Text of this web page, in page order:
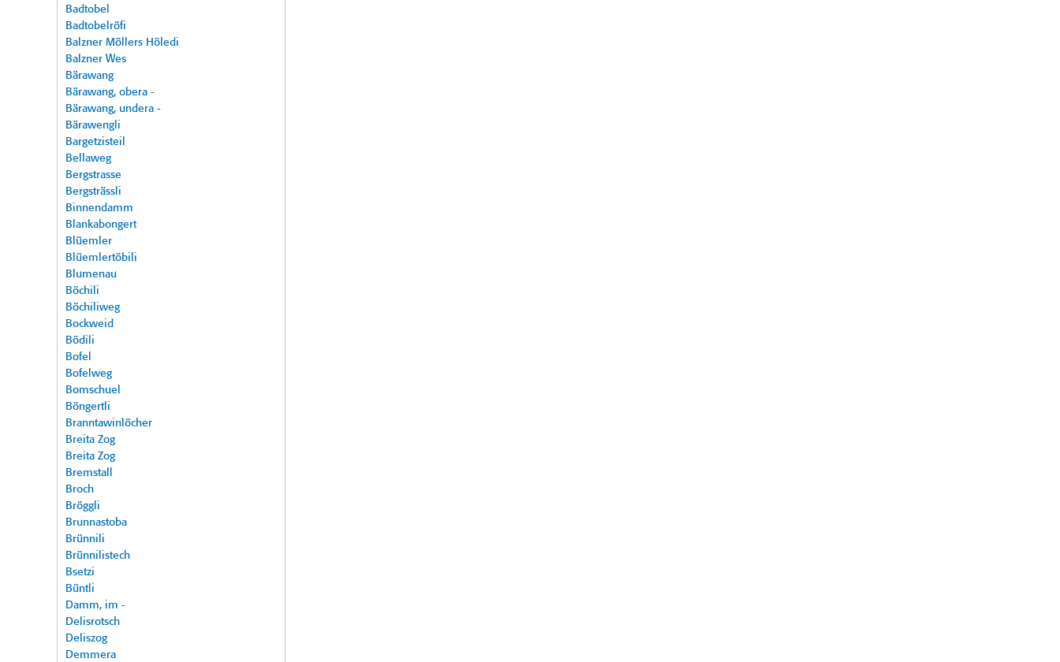
Badtobel
Badtobelröfi
Balzner Möllers Höledi
Balzner Wes
Bärawang
Bärawang, obera -
Bärawang, undera -
Bärawengli
Bargetzisteil
Bellaweg
Bergstrasse
Bergsträssli
Binnendamm
Blankabongert
Blüemler
Blüemlertöbili
Blumenau
Böchili
Böchiliweg
Bockweid
Bödili
Bofel
Bofelweg
Bomschuel
Böngertli
Branntawinlöcher
Breita Zog
Breita Zog
Bremstall
Broch
Bröggli
Brunnastoba
Brünnili
Brünnilistech
Bsetzi
Büntli
Damm, im -
Delisrotsch
Deliszog
Demmera